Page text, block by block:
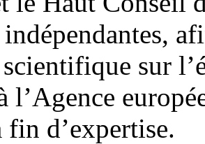
sur
l’Agence
d’expertise.